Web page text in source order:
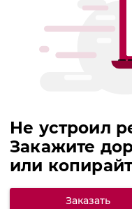
Не устроил
Закажите
или
Заказать